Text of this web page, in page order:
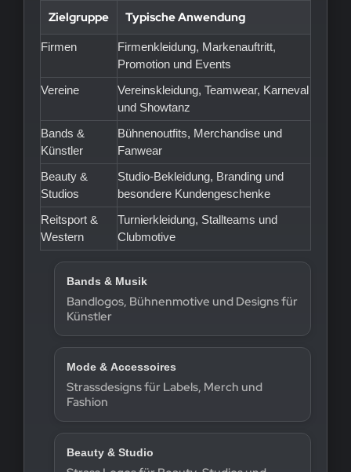
Zielgruppe Typische Anwendung
Firmen
Firmenkleidung, Markenauftritt,
Promotion und Events
Vereine
Vereinskleidung, Teamwear, Karneval
und Showtanz
Bands &
Künstler
Bühnenoutfits, Merchandise und
Fanwear
Beauty &
Studios
Studio-Bekleidung, Branding und
besondere Kundengeschenke
Reitsport &
Western
Turnierkleidung, Stallteams und
Clubmotive
Bands & Musik
Bandlogos, Bühnenmotive und Designs für
Künstler
Mode & Accessoires
Strassdesigns für Labels, Merch und
Fashion
Beauty & Studio